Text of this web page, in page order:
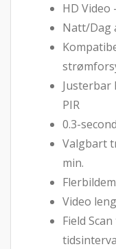
HD Video
Natt/Dag
Justerbar
PIR
0.3-
Valgbart
min.
Video
Field